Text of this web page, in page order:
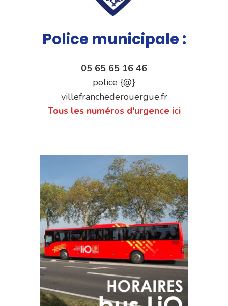
Police municipale :
05 65 65 16 46
police {@}
villefranchederouergue.fr
Tous les numéros d'urgence ici